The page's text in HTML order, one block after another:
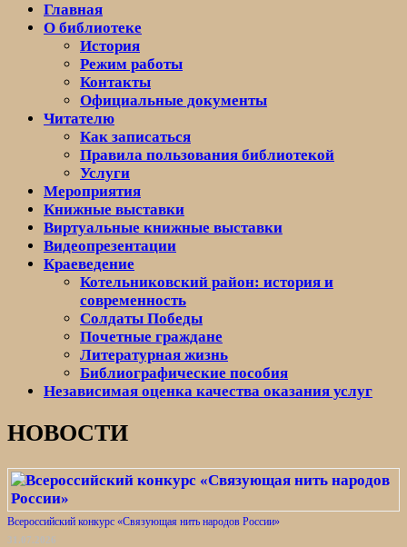
знаем
здоровье»
Главная
О библиотеке
История
Режим работы
Контакты
Официальные документы
Читателю
Как записаться
Правила пользования библиотекой
Услуги
Мероприятия
Книжные выставки
Виртуальные книжные выставки
Видеопрезентации
Краеведение
Котельниковский район: история и
современность
Солдаты Победы
Почетные граждане
Литературная жизнь
Библиографические пособия
Независимая оценка качества оказания услуг
НОВОСТИ
Всероссийский конкурс «Связующая нить народов России»
31.07.2026